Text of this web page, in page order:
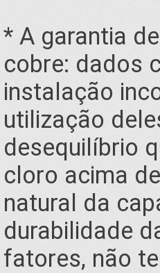
* A garantia
cobre: dados
instalação
utilização
desequilíbrio
cloro acima
natural da
durabilidade
fatores, não